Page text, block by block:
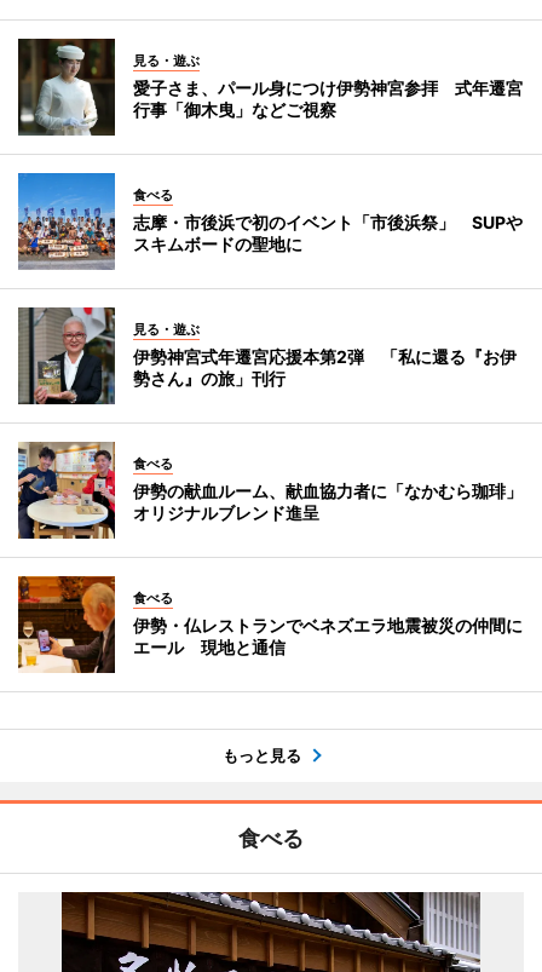
見る・遊ぶ
愛子さま、パール身につけ伊勢神宮参拝 式年遷宮
行事「御木曳」などご視察
食べる
志摩・市後浜で初のイベント「市後浜祭」 SUPや
スキムボードの聖地に
見る・遊ぶ
伊勢神宮式年遷宮応援本第2弾 「私に還る『お伊
勢さん』の旅」刊行
食べる
伊勢の献血ルーム、献血協力者に「なかむら珈琲」
オリジナルブレンド進呈
食べる
伊勢・仏レストランでベネズエラ地震被災の仲間に
エール 現地と通信
もっと見る
食べる